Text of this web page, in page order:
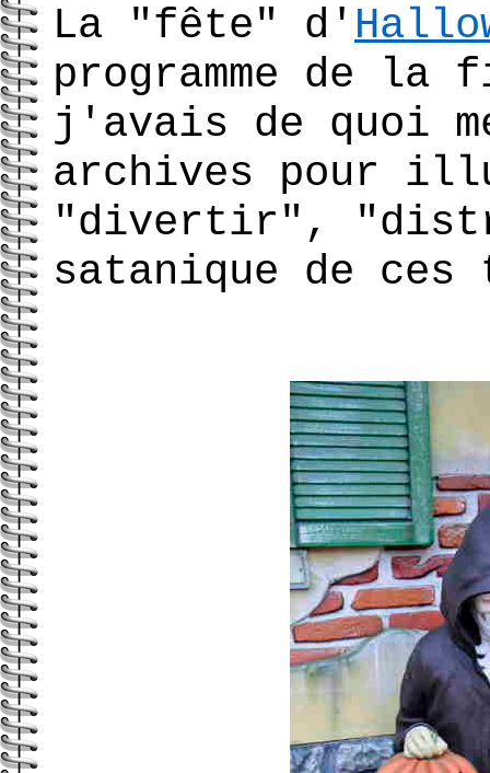
La "fête" d'
programme de la
j'avais de quoi
archives pour
"divertir",
satanique de ces